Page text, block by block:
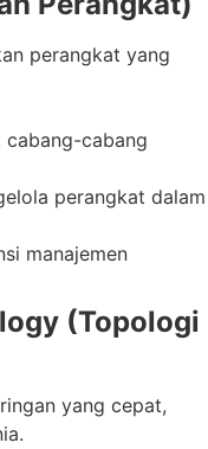
perangkat yang
cabang-cabang
perangkat dalam
manajemen
(Topologi
yang cepat,